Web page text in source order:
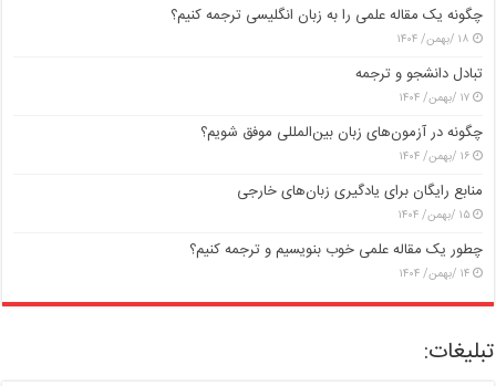
چگونه یک مقاله علمی را به زبان انگلیسی ترجمه کنیم؟
۱۸ /بهمن/ ۱۴۰۴
تبادل دانشجو و ترجمه
۱۷ /بهمن/ ۱۴۰۴
چگونه در آزمون‌های زبان بین‌المللی موفق شویم؟
۱۶ /بهمن/ ۱۴۰۴
منابع رایگان برای یادگیری زبان‌های خارجی
۱۵ /بهمن/ ۱۴۰۴
چطور یک مقاله علمی خوب بنویسیم و ترجمه کنیم؟
۱۴ /بهمن/ ۱۴۰۴
تبلیغات: